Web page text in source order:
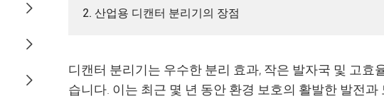



2. 산업용 디캔터 분리기의 장점
디캔터 분리기는 우수한 분리 효과, 작은 발자국 및 고
습니다. 이는 최근 몇 년 동안 환경 보호의 활발한 발전